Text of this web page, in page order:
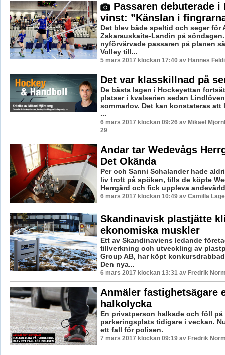
Passaren debuterade i
vinst: ”Känslan i
Det blev både speltid och seger för
Zakarauskaite-Landin på
nyförvärvade passaren på planen
Volley till...
5 mars 2017 klockan 17:40 av Hannes
Det var klasskillnad på
De bästa lagen i Hockeyettan
platser i kvalserien sedan
sommarlov. Det kan konstateras att
...
6 mars 2017 klockan 09:26 av Mikael
29
Andar tar Wedevågs
Det Okända
Per och Sanni Schalander hade
liv trott på spöken, tills de köpte
Herrgård och fick uppleva
6 mars 2017 klockan 10:49 av Camilla
Skandinavisk plastjätte
ekonomiska muskler
Ett av Skandinaviens ledande
tillverkning och utveckling av
Group AB, har köpt
Den nya...
6 mars 2017 klockan 13:31 av Fredrik
Anmäler fastighetsägare
halkolycka
En privatperson halkade och föll på
parkeringsplats tidigare i veckan.
ett fall för polisen.
7 mars 2017 klockan 09:19 av Fredrik